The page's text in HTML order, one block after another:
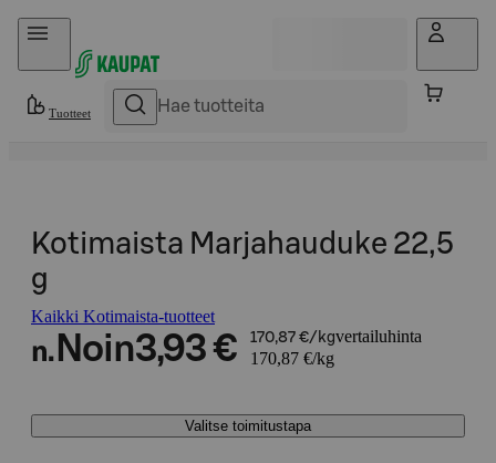
Hyppää sisältöön
Tuotteet
Kotimaista Marjahauduke 22,5
g
Kaikki Kotimaista-tuotteet
n. Noin3,93 € 170,87 €/kgvertailuhinta
170,87 €/kg
Valitse toimitustapa